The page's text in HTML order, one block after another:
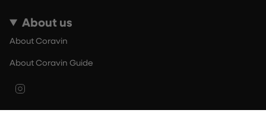
About us
About Coravin
About Coravin Guide